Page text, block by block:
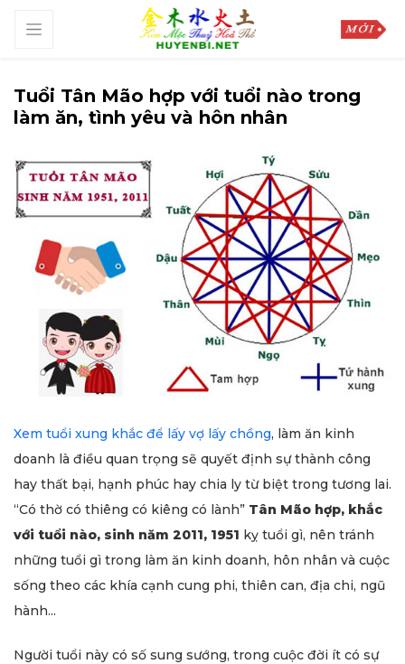
Tuổi Tân Mão hợp với tuổi nào trong
làm ăn, tình yêu và hôn nhân
Xem tuổi xung khắc để lấy vợ lấy chồng, làm ăn kinh
doanh là điều quan trọng sẽ quyết định sự thành công
hay thất bại, hạnh phúc hay chia ly từ biệt trong tương lai.
“Có thờ có thiêng có kiêng có lành” Tân Mão hợp, khắc
với tuổi nào, sinh năm 2011, 1951 kỵ tuổi gì, nên tránh
những tuổi gì trong làm ăn kinh doanh, hôn nhân và cuộc
sống theo các khía cạnh cung phi, thiên can, địa chi, ngũ
hành...
Người tuổi này có số sung sướng, trong cuộc đời ít có sự